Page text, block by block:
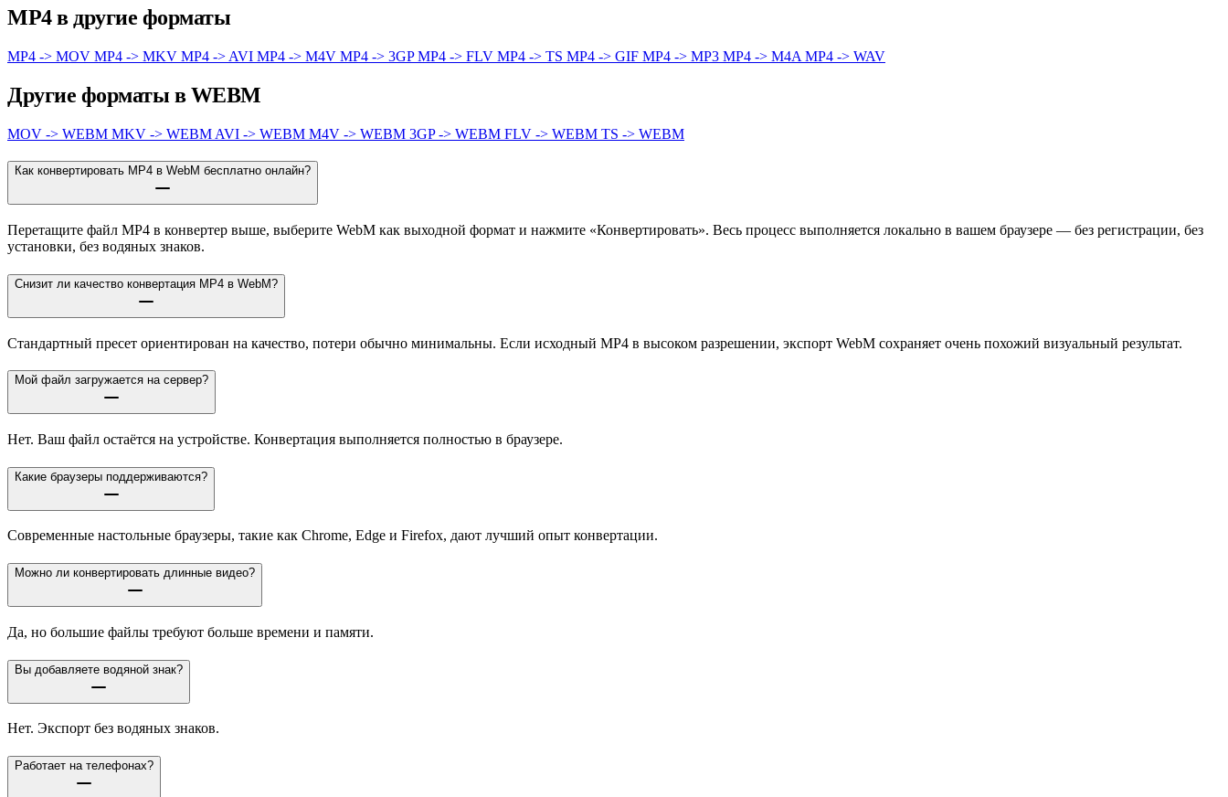
MP4 в другие форматы
MP4 -> MOV MP4 -> MKV MP4 -> AVI MP4 -> M4V MP4 -> 3GPMP4 -> FLV MP4 -> TS MP4 -> GIF MP4 -> MP3 MP4 -> M4A MP4 -> WAV
Другие форматы в WEBM
MOV -> WEBM MKV -> WEBM AVI -> WEBM M4V -> WEBM 3GP -> WEBM FLV -> WEBM TS -> WEBM
Как конвертировать MP4 в WebM бесплатно онлайн?
Перетащите файл MP4 в конвертер выше, выберите WebM как выходной формат и нажмите «Конвертировать». Весь процесс выполняется локально в вашем браузере — без регистрации, без
установки, без водяных знаков.
Снизит ли качество конвертация MP4 в WebM?
Стандартный пресет ориентирован на качество, потери обычно минимальны. Если исходный MP4 в высоком разрешении, экспорт WebM сохраняет очень похожий визуальный результат.
Мой файл загружается на сервер?
Нет. Ваш файл остаётся на устройстве. Конвертация выполняется полностью в браузере.
Какие браузеры поддерживаются?
Современные настольные браузеры, такие как Chrome, Edge и Firefox, дают лучший опыт конвертации.
Можно ли конвертировать длинные видео?
Да, но большие файлы требуют больше времени и памяти.
Вы добавляете водяной знак?
Нет. Экспорт без водяных знаков.
Работает на телефонах?